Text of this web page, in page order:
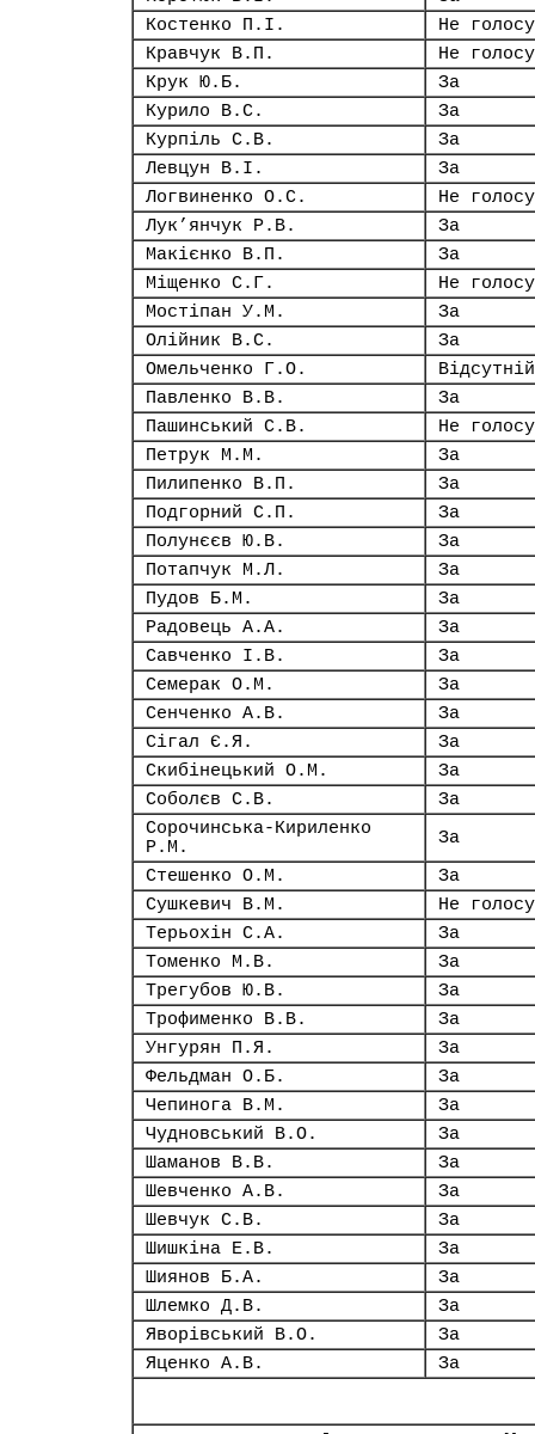
Костенко П.І.
Не
Кравчук В.П.
Не
Крук Ю.Б.
За
Курило В.С.
За
Курпіль С.В.
За
Левцун В.І.
За
Логвиненко О.С.
Не
Лук’янчук Р.В.
За
Макієнко В.П.
За
Міщенко С.Г.
Не
Мостіпан У.М.
За
Олійник В.С.
За
Омельченко Г.О.
Відсутній
Павленко В.В.
За
Пашинський С.В.
Не
Петрук М.М.
За
Пилипенко В.П.
За
Подгорний С.П.
За
Полунєєв Ю.В.
За
Потапчук М.Л.
За
Пудов Б.М.
За
Радовець А.А.
За
Савченко І.В.
За
Семерак О.М.
За
Сенченко А.В.
За
Сігал Є.Я.
За
Скибінецький О.М.
За
Соболєв С.В.
За
Сорочинська-Кириленко
Р.М.
За
Стешенко О.М.
За
Сушкевич В.М.
Не
Терьохін С.А.
За
Томенко М.В.
За
Трегубов Ю.В.
За
Трофименко В.В.
За
Унгурян П.Я.
За
Фельдман О.Б.
За
Чепинога В.М.
За
Чудновський В.О.
За
Шаманов В.В.
За
Шевченко А.В.
За
Шевчук С.В.
За
Шишкіна Е.В.
За
Шиянов Б.А.
За
Шлемко Д.В.
За
Яворівський В.О.
За
Яценко А.В.
За